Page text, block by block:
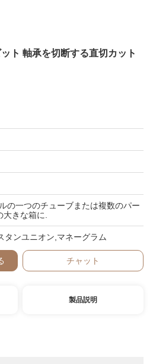
ト 軸承を切断する直切カット
の一つのチューブまたは複数のパー
きな箱に.
タンユニオン,マネーグラム
チャット
製品説明